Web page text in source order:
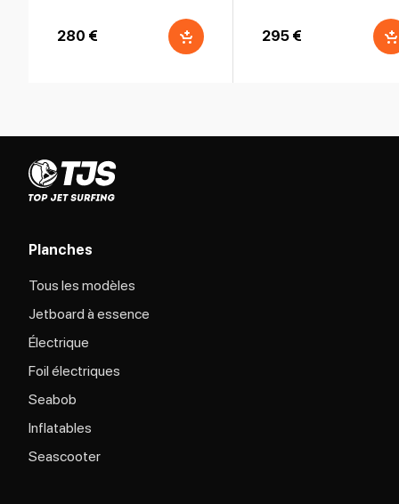
280 € 295 €
Planches
Tous les modèles
Jetboard à essence
Électrique
Foil électriques
Seabob
Inflatables
Seascooter